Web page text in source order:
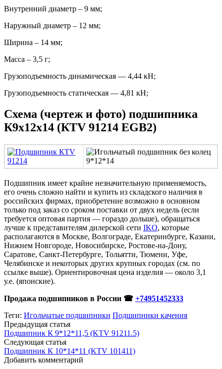
Внутренний диаметр – 9 мм;
Наружный диаметр – 12 мм;
Ширина – 14 мм;
Масса – 3,5 г;
Грузоподъемность динамическая — 4,44 кН;
Грузоподъемность статическая — 4,81 кН;
Схема (чертеж и фото) подшипника
К9х12х14 (КTV 91214 EGB2)
Подшипник имеет крайне незначительную применяемость,
его очень сложно найти и купить из складского наличия в
российских фирмах, приобретение возможно в основном
только под заказ со сроком поставки от двух недель (если
требуется оптовая партия — гораздо дольше), обращаться
лучше к представителям дилерской сети IKO, которые
располагаются в Москве, Волгограде, Екатеринбурге, Казани,
Нижнем Новгороде, Новосибирске, Ростове-на-Дону,
Саратове, Санкт-Петербурге, Тольятти, Тюмени, Уфе,
Челябинске и некоторых других крупных городах (см. по
ссылке выше). Ориентировочная цена изделия — около 3,1
у.е. (японские).
Продажа подшипников в России ☎ +74951452333
Теги: Игольчатые подшипники Подшипники качения
Предыдущая статья
Подшипник К 9*12*11,5 (KTV 91211.5)
Следующая статья
Подшипник К 10*14*11 (KTV 101411)
Добавить комментарий